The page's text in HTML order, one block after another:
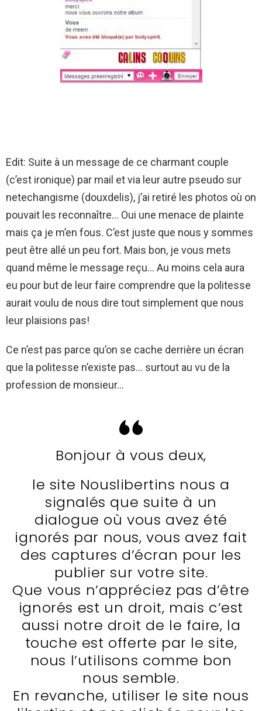
Edit: Suite à un message de ce charmant couple
(c’est ironique) par mail et via leur autre pseudo sur
netechangisme (douxdelis), j’ai retiré les photos où on
pouvait les reconnaître… Oui une menace de plainte
mais ça je m’en fous. C’est juste que nous y sommes
peut être allé un peu fort. Mais bon, je vous mets
quand même le message reçu… Au moins cela aura
eu pour but de leur faire comprendre que la politesse
aurait voulu de nous dire tout simplement que nous
leur plaisions pas!
Ce n’est pas parce qu’on se cache derrière un écran
que la politesse n’existe pas… surtout au vu de la
profession de monsieur…
Bonjour à vous deux,
le site Nouslibertins nous a
signalés que suite à un
dialogue où vous avez été
ignorés par nous, vous avez fait
des captures d’écran pour les
publier sur votre site.
Que vous n’appréciez pas d’être
ignorés est un droit, mais c’est
aussi notre droit de le faire, la
touche est offerte par le site,
nous l’utilisons comme bon
nous semble.
En revanche, utiliser le site nous